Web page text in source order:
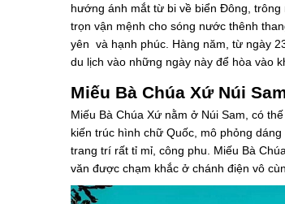
hướng ánh mắt từ bi về biển Đông,
trọn vận mệnh cho sóng nước thênh
yên và hạnh phúc. Hàng năm, từ ngày
du lịch vào những ngày này để hòa vào
Miếu Bà Chúa Xứ Núi
Miếu Bà Chúa Xứ nằm ở Núi Sam, có
kiến trúc hình chữ Quốc, mô phỏng
trang trí rất tỉ mỉ, công phu. Miếu Bà
văn được chạm khắc ở chánh điện vô